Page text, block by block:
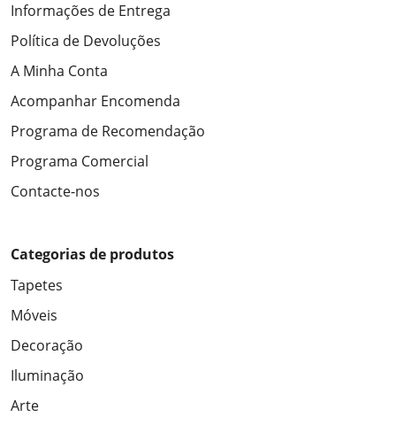
Informações de Entrega
Política de Devoluções
A Minha Conta
Acompanhar Encomenda
Programa de Recomendação
Programa Comercial
Contacte-nos
Categorias de produtos
Tapetes
Móveis
Decoração
Iluminação
Arte